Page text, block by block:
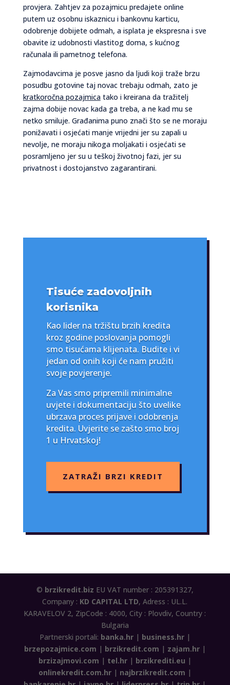
provjera. Zahtjev za pozajmicu predajete online
putem uz osobnu iskaznicu i bankovnu karticu,
odobrenje dobijete odmah, a isplata je ekspresna i sve
obavite iz udobnosti vlastitog doma, s kućnog
računala ili pametnog telefona.
Zajmodavcima je posve jasno da ljudi koji traže brzu
posudbu gotovine taj novac trebaju odmah, zato je
kratkoročna pozajmicatako i kreirana da tražitelj
zajma dobije novac kada ga treba, a ne kad mu se
netko smiluje. Građanima puno znači što se ne moraju
ponižavati i osjećati manje vrijedni jer su zapali u
nevolje, ne moraju nikoga moljakati i osjećati se
posramljeno jer su u teškoj životnoj fazi, jer su
privatnost i dostojanstvo zagarantirani.
Tisuće zadovoljnih
korisnika
Kao lider na tržištu brzih kredita
kroz godine poslovanja pomogli
smo tisućama klijenata. Budite i vi
jedan od onih koji će nam pružiti
svoje povjerenje.
Za Vas smo pripremili minimalne
uvjete i dokumentaciju što uvelike
ubrzava proces prijave i odobrenja
kredita. Uvjerite se zašto smo broj
1 u Hrvatskoj!
ZATRAŽI BRZI KREDIT
© brzikredit.biz EU VAT number : 205391327,
Company : KD CAPITAL LTD, Adress : UL.L.
KARAVELOV 2, ZipCode : 4000, City : Plovdiv, Country :
Bulgaria
Partnerski portali: banka.hr| business.hr|
brzepozajmice.com | brzikredit.com | zajam.hr|
brzizajmovi.com | tel.hr| brzikrediti.eu |
onlinekredit.com.hr| najbrzikredit.com |